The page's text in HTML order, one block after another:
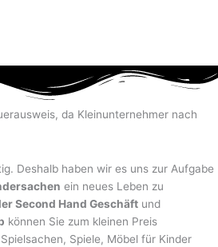
da Kleinunternehmer nach
Deshalb haben wir es uns zur Aufgabe
ein neues Leben zu
Second Hand Geschäft und
können Sie zum kleinen Preis
Spiele, Möbel für Kinder